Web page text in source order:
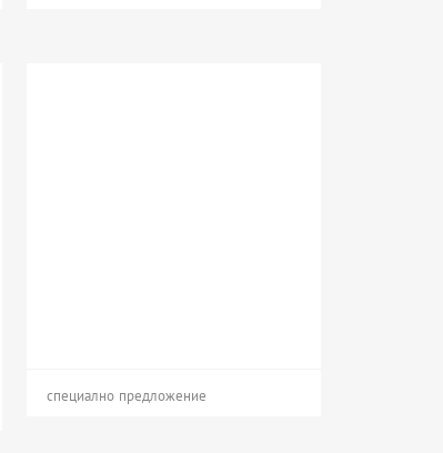
специално предложение